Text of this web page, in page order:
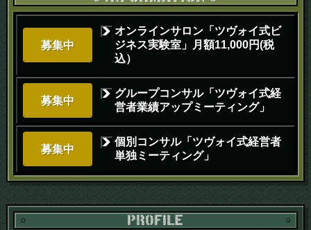
募集中
オンラインサロン「ツヴォイ式ビ
ジネス実験室」月額11,000円(税
込）
募集中
グループコンサル「ツヴォイ式経
営者業績アップミーティング」
募集中
個別コンサル「ツヴォイ式経営者
単独ミーティング」